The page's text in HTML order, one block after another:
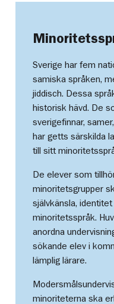
Sverige har fem
samiska språken,
jiddisch. Dessa
historisk hävd. De
sverigefinnar,
har getts särskilda
till sitt
De elever som
minoritetsgrupper
självkänsla,
minoritetsspråk.
anordna
sökande elev i
lämplig lärare.
minoriteterna ska